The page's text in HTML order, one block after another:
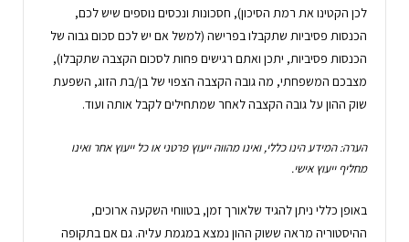
לכן הקטינו את רמת הסיכון), חסכונות ונכסים נוספים שיש לכם,
הכנסות פסיביות שתקבלו בפרישה (למשל אם יש לכם סכום גבוה של
הכנסות פסיביות, יתכן ואתם רגישים פחות לסכום הקצבה שתקבלו),
מצבכם המשפחתי, מה גובה הקצבה הצפוי של בן/בת הזוג, השפעת
שוק ההון על גובה הקצבה לאחר שמתחילים לקבל אותה ועוד.
הערה: המידע הינו כללי, ואינו מהווה ייעוץ פרטני או כל ייעוץ אחר ואינו
מחליף ייעוץ אישי.
באופן כללי ניתן להגיד שלאורך זמן, בטווחי השקעה ארוכים,
ההיסטוריה מראה ששוק ההון נמצא במגמת עליה. גם אם בתקופה